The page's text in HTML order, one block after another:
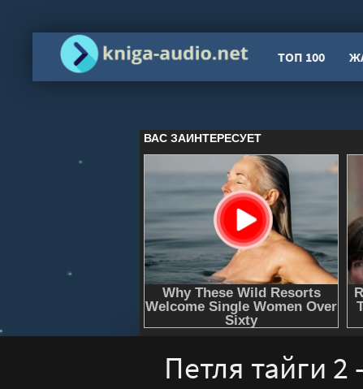
ТОП 100
Петля тайги